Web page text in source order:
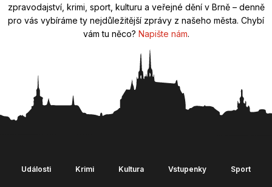
zpravodajství, krimi, sport, kulturu a veřejné dění v Brně – denně
pro vás vybíráme ty nejdůležitější zprávy z našeho města. Chybí
vám tu něco? Napište nám.
Události Krimi Kultura Vstupenky Sport